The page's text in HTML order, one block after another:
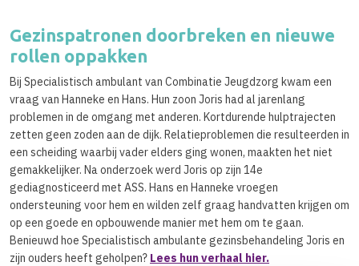
Gezinspatronen doorbreken en nieuwe
rollen oppakken
Bij Specialistisch ambulant van Combinatie Jeugdzorg kwam een
vraag van Hanneke en Hans. Hun zoon Joris had al jarenlang
problemen in de omgang met anderen. Kortdurende hulptrajecten
zetten geen zoden aan de dijk. Relatieproblemen die resulteerden in
een scheiding waarbij vader elders ging wonen, maakten het niet
gemakkelijker. Na onderzoek werd Joris op zijn 14e
gediagnosticeerd met ASS. Hans en Hanneke vroegen
ondersteuning voor hem en wilden zelf graag handvatten krijgen om
op een goede en opbouwende manier met hem om te gaan.
Benieuwd hoe Specialistisch ambulante gezinsbehandeling Joris en
zijn ouders heeft geholpen? Lees hun verhaal hier.